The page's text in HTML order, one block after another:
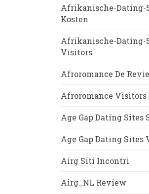
Afrikanische-Dating-
Kosten
Afrikanische-Dating-
Visitors
Afroromance De
Afroromance Visitors
Age Gap Dating Sites
Age Gap Dating Sites
Airg Siti Incontri
Airg_NL Review